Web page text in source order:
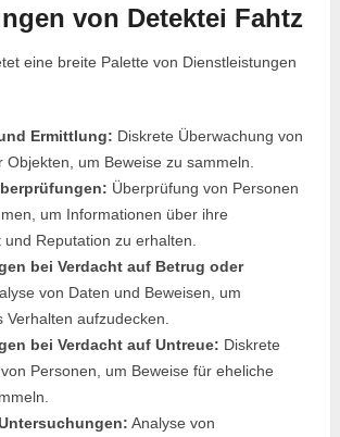
von Detektei Fahtz
eine breite Palette von Dienstleistungen
Ermittlung: Diskrete Überwachung von
Objekten, um Beweise zu sammeln.
Überprüfung von Personen
um Informationen über ihre
und Reputation zu erhalten.
bei Verdacht auf Betrug oder
von Daten und Beweisen, um
Verhalten aufzudecken.
bei Verdacht auf Untreue: Diskrete
Personen, um Beweise für eheliche
Analyse von